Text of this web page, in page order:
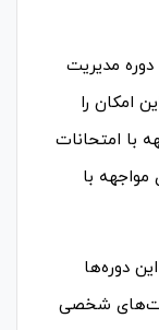
مدیریت
امکان را
با امتحانات
مواجهه با
دوره‌ها
شخصی